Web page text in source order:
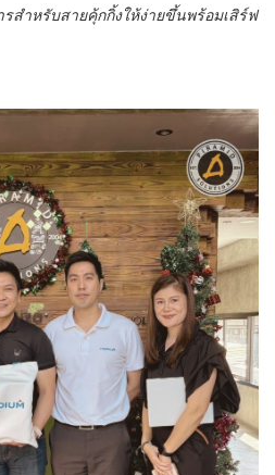
สำหรับสายคุ้กกิ้งให้ง่ายขึ้นพร้อมเสิร์ฟ